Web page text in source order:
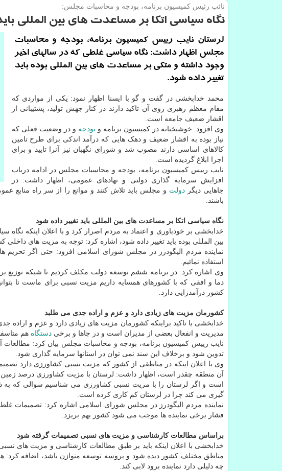
نائب رئیس كمیسیون برنامه، بودجه و محاسبات مجلس:
نگاه سیاسی اتكا بر مساعدت های بین المللی
لرستان نایب رییس كمیسیون برنامه، بودجه و محاسبات
مجلس اظهار داشت: نگاه سیاسی غلطی كه در سالهای اخیر
وجود داشته و متكی بر مساعدت های بین المللی بوده باید
تغییر داده شود.
محمد خدابخشی در گفت و گو با ایسنا اظهار نمود: یکی از مواردی که
مقام معظم رهبری روی آن تاکید دارند در کنار جهش تولید، پشتیبانی از
اقشار ضعیف جامعه است.
وی افزود: خوشبختانه در کمیسیون برنامه و بودجه و در وضعیت فعلی که
نیاز بوده به اقشار ضعیف و دهک هایی که درآمد اندکی برای طرح تامین
کالاهای اساسی دارند مصوب شد و شورای نگهبان نیز آنرا تایید و برای
اجرا ابلاغ گردیده است.
نایب رییس کمیسیون برنامه، بودجه و محاسبات مجلس در ادامه درباب
افزایش سرمایه گذاری دولتی و نهادهای عمومی، اظهار داشت: در
جاهایی دیگر دولت و مجلس باید تلاش کنند و موانع را از سر راه منابع
باشند.
نگاه سیاسی اتکا بر مساعدت های بین المللی باید تغییر داده شود
خدابخشی بر خودباوری و اعتماد به مردم اصرار کرد و با اعلان اینکه
بین المللی بوده باید تغییر داده شود، اشاره کرد: توجه به مزیت های
نماینده مردم الیگودرز در مجلس شورای اسلامی افزود: حتی اگر تحریم
استفاده نمائیم.
وی اشاره کرد: در برنامه ششم توسعه دولت مکلف کردیم تا شبکه
دما و افقی که با کشورهای همسایه داریم مزیت نسبی برای ماست تا
کشور درآمدزایی دارد.
کشورمان مزیت های زیادی دارد و عزم و اراده جدی می طلبد
خدابخشی با تاکید براینکه کشورمان مزیت های زیادی دارد و عزم و
مدیریت و انفعال بعضی از مدیران است و در جاها و برخی دستگاه هم
نایب رییس کمیسیون برنامه، بودجه و محاسبات مجلس بیان کرد:
تدوین شود و برخلاف این سند نمی توان در استانها سرمایه گذاری شود.
وی با اعلان اینکه در مناطقی از کشور که مزیت نسبی کشاورزی دارد
است و اگر لرستان را با مزیت نسبی کشاورزی می شناسیم سوالی که
گیری می کند چرا در لرستان کم کاری کرده است.
نماینده مردم الیگودرز در مجلس شورای اسلامی اشاره کرد: تصمیمات
فشار برخی نماینده ها موجب می شود کشور بهم بریزد.
براساس مطالعات کارشناسی و مزیت های نسبی تصمیمات گرفته شود
خدابخشی با اعلان اینکه باید بر طبق مطالعات کارشناسی و مزیت های
مناطق مختلف کشور دیده شود و پروسه توسعه متوازن باشد، اضافه کرد:
چه دلیلی دارد نماینده برود لابی کند.